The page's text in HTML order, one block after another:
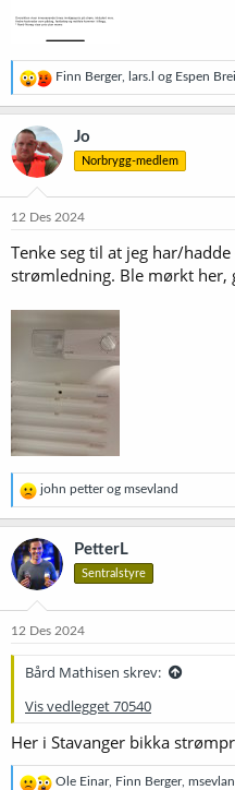
R
e
a
j
n
e
:
Finn Berger, lars.l og Espen
Jo
Norbrygg-medlem
12 Des 2024
Tenke seg til at jeg har/
strømledning. Ble mørkt her,
R
e
a
k
s
j
o
e
john petterog msevland
PetterL
Sentralstyre
12 Des 2024
Bård Mathisen skrev:
Vis vedlegget 70540
Her i Stavanger bikka
R
Ole Einar, Finn Berger,